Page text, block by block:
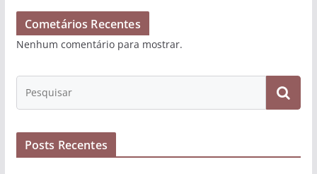
Cometários Recentes
Nenhum comentário para mostrar.
Posts Recentes